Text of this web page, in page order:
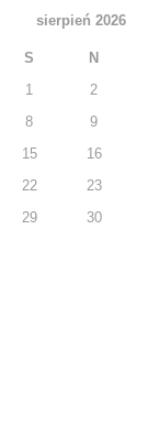
sierpień 2026
S N
1 2
8 9
15 16
22 23
29 30